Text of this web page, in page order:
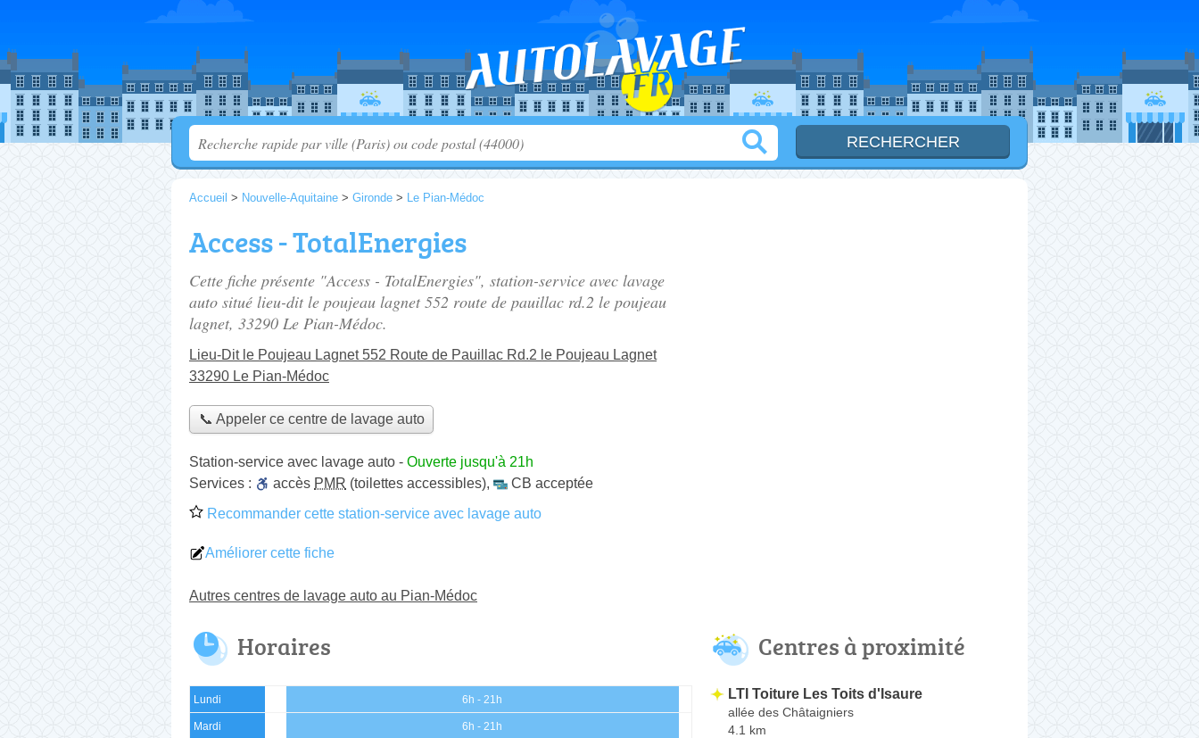
Accueil > Nouvelle-Aquitaine > Gironde > Le Pian-Médoc
Access - TotalEnergies
Cette fiche présente "Access - TotalEnergies", station-service avec lavage
auto situé lieu-dit le poujeau lagnet 552 route de pauillac rd.2 le poujeau
lagnet, 33290 Le Pian-Médoc.
Lieu-Dit le Poujeau Lagnet 552 Route de Pauillac Rd.2 le Poujeau Lagnet
33290 Le Pian-Médoc
📞 Appeler ce centre de lavage auto
Station-service avec lavage auto - Ouverte jusqu'à 21h
Services :
accès PMR (toilettes accessibles),
CB acceptée
Recommander cette station-service avec lavage auto
Améliorer cette fiche
Autres centres de lavage auto au Pian-Médoc
Horaires
Lundi 6h - 21h
Mardi 6h - 21h
Centres à proximité
LTI Toiture Les Toits d'Isaure
allée des Châtaigniers
4.1 km